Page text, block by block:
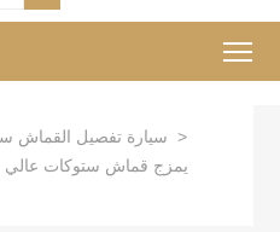
سيارة تفصيل القماش >